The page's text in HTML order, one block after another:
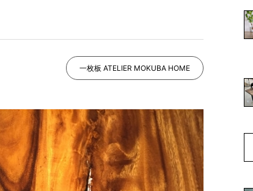
ラリー
ラリー
ギャラリー
ット神戸店
ラリー【本店】
納品事例
納品事例（住宅・インテ
納品事例（店舗・オフィス
お客様の声
コーディネート集
INFORMATION
一枚板 ATELIER MOKUBA HOME